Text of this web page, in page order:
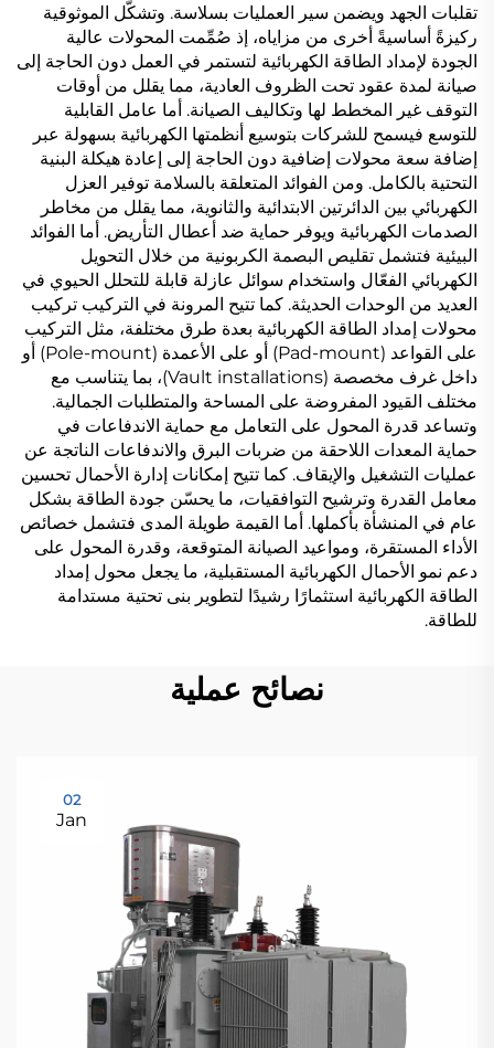
تقلبات الجهد ويضمن سير العمليات بسلاسة. وتشكّل الموثوقية
ركيزةً أساسيةً أخرى من مزاياه، إذ صُمِّمت المحولات عالية
الجودة لإمداد الطاقة الكهربائية لتستمر في العمل دون الحاجة إلى
صيانة لمدة عقود تحت الظروف العادية، مما يقلل من أوقات
التوقف غير المخطط لها وتكاليف الصيانة. أما عامل القابلية
للتوسع فيسمح للشركات بتوسيع أنظمتها الكهربائية بسهولة عبر
إضافة سعة محولات إضافية دون الحاجة إلى إعادة هيكلة البنية
التحتية بالكامل. ومن الفوائد المتعلقة بالسلامة توفير العزل
الكهربائي بين الدائرتين الابتدائية والثانوية، مما يقلل من مخاطر
الصدمات الكهربائية ويوفر حماية ضد أعطال التأريض. أما الفوائد
البيئية فتشمل تقليص البصمة الكربونية من خلال التحويل
الكهربائي الفعّال واستخدام سوائل عازلة قابلة للتحلل الحيوي في
العديد من الوحدات الحديثة. كما تتيح المرونة في التركيب تركيب
محولات إمداد الطاقة الكهربائية بعدة طرق مختلفة، مثل التركيب
على القواعد (Pad-mount) أو على الأعمدة (Pole-mount) أو
داخل غرف مخصصة (Vault installations)، بما يتناسب مع
مختلف القيود المفروضة على المساحة والمتطلبات الجمالية.
وتساعد قدرة المحول على التعامل مع حماية الاندفاعات في
حماية المعدات اللاحقة من ضربات البرق والاندفاعات الناتجة عن
عمليات التشغيل والإيقاف. كما تتيح إمكانات إدارة الأحمال تحسين
معامل القدرة وترشيح التوافقيات، ما يحسّن جودة الطاقة بشكل
عام في المنشأة بأكملها. أما القيمة طويلة المدى فتشمل خصائص
الأداء المستقرة، ومواعيد الصيانة المتوقعة، وقدرة المحول على
دعم نمو الأحمال الكهربائية المستقبلية، ما يجعل محول إمداد
الطاقة الكهربائية استثمارًا رشيدًا لتطوير بنى تحتية مستدامة
للطاقة.
نصائح عملية
02
Jan